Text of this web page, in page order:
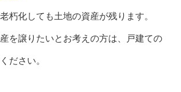
朽化しても土地の資産が残ります。
を譲りたいとお考えの方は、戸建ての
ださい。